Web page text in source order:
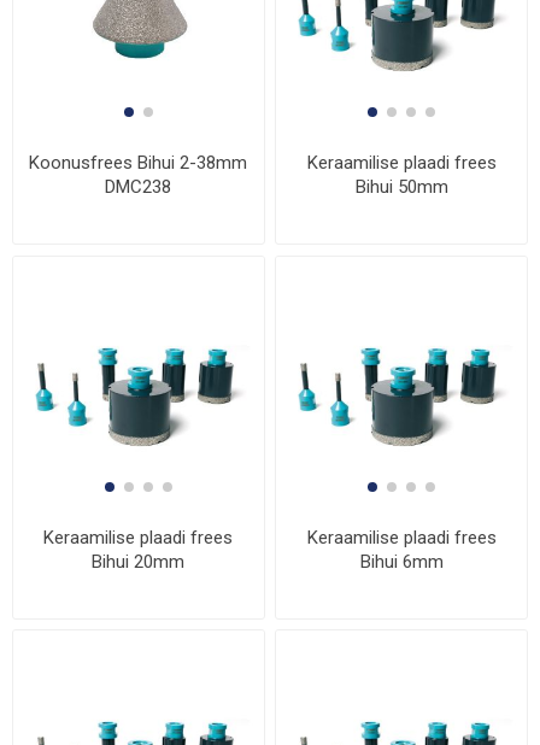
Koonusfrees Bihui 2-38mm
DMC238
Keraamilise plaadi frees
Bihui 50mm
Keraamilise plaadi frees
Bihui 20mm
Keraamilise plaadi frees
Bihui 6mm